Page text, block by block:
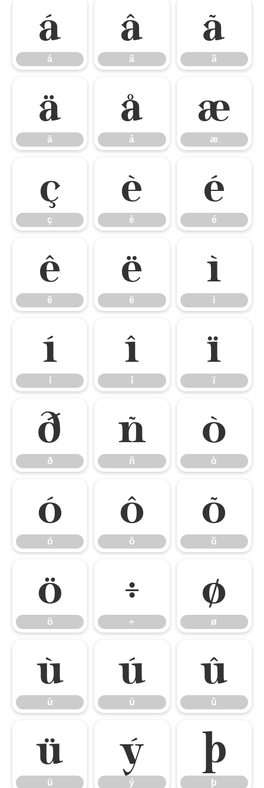
á
á
â
â
ã
ã
ä
ä
å
å
æ
æ
ç
ç
è
è
é
é
ê
ê
ë
ë
ì
ì
í
í
î
î
ï
ï
ð
ð
ñ
ñ
ò
ò
ó
ó
ô
ô
õ
õ
ö
ö
÷
÷
ø
ø
ù
ù
ú
ú
û
û
ü
ü
ý
ý
þ
þ